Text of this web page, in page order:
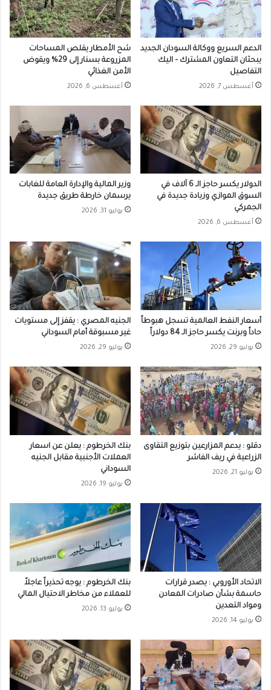
الدعم السريع ووكالة السودان الجديد
يبحثان التعاون المشترك – اليك
التفاصيل
أغسطس 7, 2026
شح الأمطار يقلص المساحات
المزروعة بسنار إلى 29% ويقوض
الأمن الغذائي
أغسطس 6, 2026
الدولار يكسر حاجز الـ 6 آلاف في
السوق الموازي وزيادة جديدة في
الجمركي
أغسطس 6, 2026
وزير المالية والإدارة العامة للغابات
يرسمان خارطة طريق جديدة
يوليو 31, 2026
أسعار النفط العالمية تسجل هبوطاً
حاداً وبرنت يكسر حاجز الـ 84 دولاراً
يوليو 29, 2026
الجنيه المصري : يقفز إلى مستويات
غير مسبوقة أمام السوداني
يوليو 29, 2026
دقلو : يدعم المزارعين بتوزيع التقاوى
الزراعية في ريف الفاشر
يوليو 21, 2026
بنك الخرطوم : يعلن عن اسعار
العملات الأجنبية مقابل الجنيه
السوداني
يوليو 19, 2026
الاتحاد الأوروبي : يصدر قرارات
حاسمة بشأن صادرات المعادن
ومواد التعدين
يوليو 14, 2026
بنك الخرطوم : يوجه تحذيراً عاجلاً
للعملاء من مخاطر الاحتيال المالي
يوليو 13, 2026